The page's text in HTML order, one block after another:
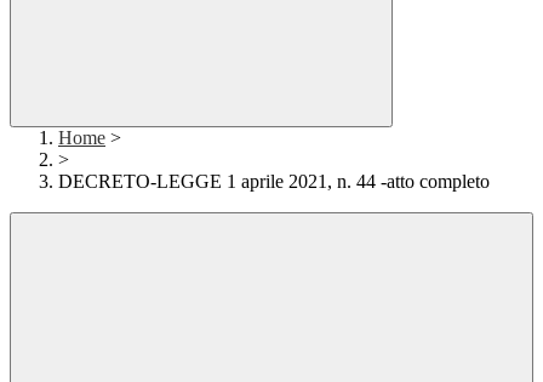
Home >
>
DECRETO-LEGGE 1 aprile 2021, n. 44 -atto completo